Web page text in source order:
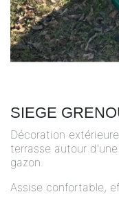
SIEGE
Décoration
terrasse autour
gazon.
Assise confortable,